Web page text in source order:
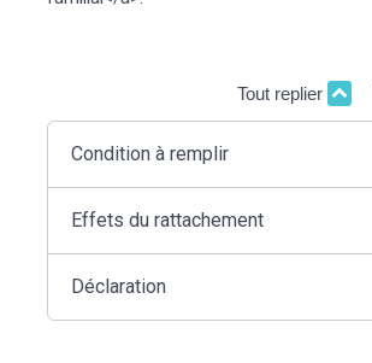
Tout replier
Condition à remplir
Effets du rattachement
Déclaration